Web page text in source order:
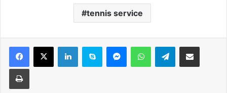
tennis service
Telegram